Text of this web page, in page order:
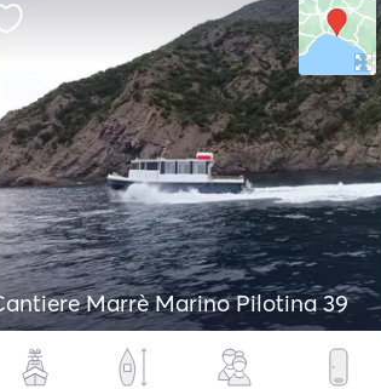
Marrè Marino Pilotina 39